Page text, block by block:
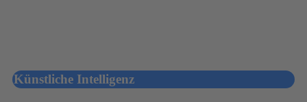
Künstliche Intelligenz